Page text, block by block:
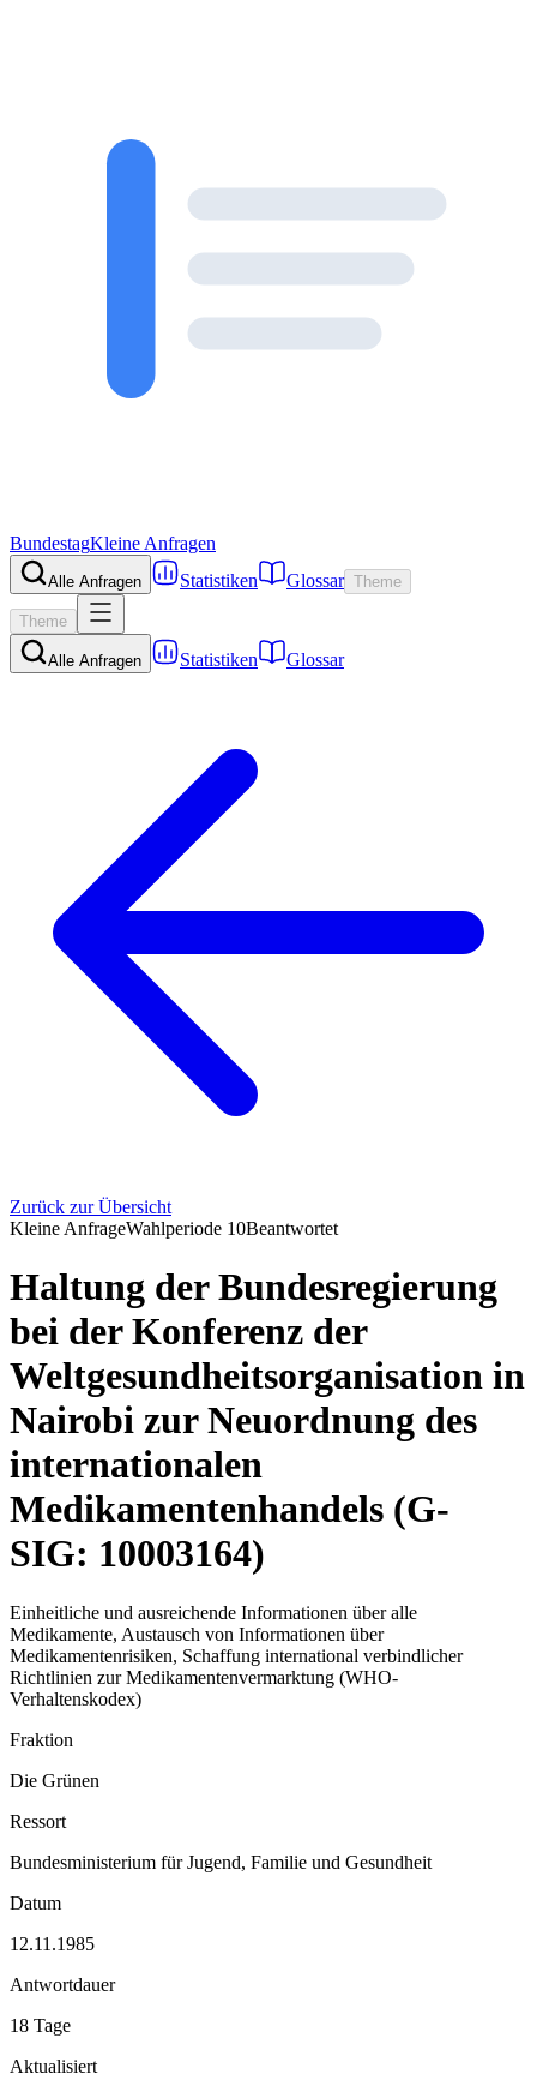
BundestagKleine Anfragen
Alle Anfragen Statistiken Glossar Theme
Theme
Alle Anfragen Statistiken Glossar
Zurück zur Übersicht
Kleine AnfrageWahlperiode 10Beantwortet
Haltung der Bundesregierung
bei der Konferenz der
Weltgesundheitsorganisation in
Nairobi zur Neuordnung des
internationalen
Medikamentenhandels (G-
SIG: 10003164)
Einheitliche und ausreichende Informationen über alle
Medikamente, Austausch von Informationen über
Medikamentenrisiken, Schaffung international verbindlicher
Richtlinien zur Medikamentenvermarktung (WHO-
Verhaltenskodex)
Fraktion
Die Grünen
Ressort
Bundesministerium für Jugend, Familie und Gesundheit
Datum
12.11.1985
Antwortdauer
18 Tage
Aktualisiert